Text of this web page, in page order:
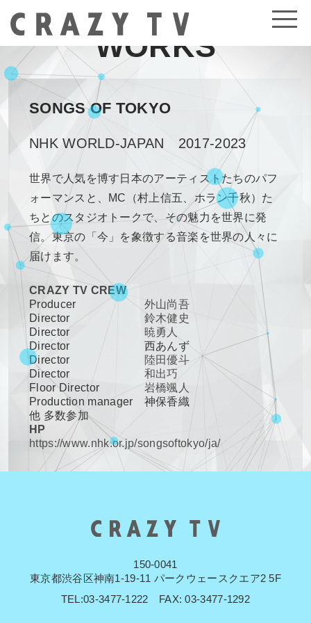
WORKS
SONGS OF TOKYO
NHK WORLD-JAPAN 2017-2023
世界で人気を博す日本のアーティストたちのパフ
ォーマンスと、MC（村上信五、ホラン千秋）た
ちとのスタジオトークで、その魅力を世界に発
信。東京の「今」を象徴する音楽を世界の人々に
届けます。
CRAZY TV CREW
Producer
Director
Director
Director
Director
Director
Floor Director
Production manager
他 多数参加
外山尚吾
鈴木健史
暁勇人
西あんず
陸田優斗
和出巧
岩橋颯人
神保香織
HP
https://www.nhk.or.jp/songsoftokyo/ja/
150-0041
東京都渋谷区神南1-19-11 パークウェースクエア2 5F
TEL:03-3477-1222 FAX: 03-3477-1292